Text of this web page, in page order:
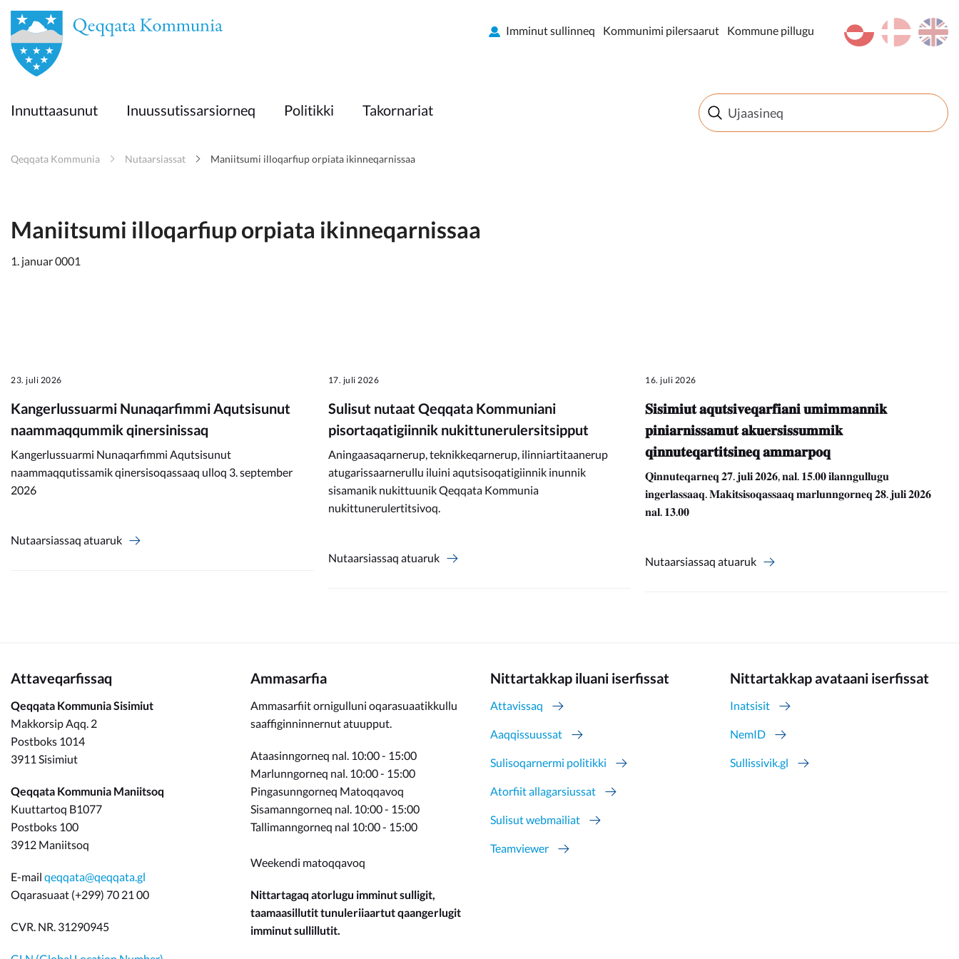
en
Innuttaasunut
Politikki
en
da
kl-GL
Imminut sullinneq Kommunimi pilersaarut Kommune pillugu
Innuttaasunut Inuussutissarsiorneq Politikki Takornariat
Qeqqata Kommunia Nutaarsiassat Maniitsumi illoqarfiup orpiata ikinneqarnissaa
Maniitsumi illoqarfiup orpiata ikinneqarnissaa
1. januar 0001
23. juli 2026
Kangerlussuarmi Nunaqarfimmi Aqutsisunut
naammaqqummik qinersinissaq
Kangerlussuarmi Nunaqarfimmi Aqutsisunut
naammaqqutissamik qinersisoqassaaq ulloq 3. september
2026
Nutaarsiassaq atuaruk
17. juli 2026
Sulisut nutaat Qeqqata Kommuniani
pisortaqatigiinnik nukittunerulersitsipput
Aningaasaqarnerup, teknikkeqarnerup, ilinniartitaanerup
atugarissaarnerullu iluini aqutsisoqatigiinnik inunnik
sisamanik nukittuunik Qeqqata Kommunia
nukittunerulertitsivoq.
Nutaarsiassaq atuaruk
16. juli 2026
𝐒𝐢𝐬𝐢𝐦𝐢𝐮𝐭 𝐚𝐪𝐮𝐭𝐬𝐢𝐯𝐞𝐪𝐚𝐫𝐟𝐢𝐚𝐧𝐢 𝐮𝐦𝐢𝐦𝐦𝐚𝐧𝐧𝐢𝐤
𝐩𝐢𝐧𝐢𝐚𝐫𝐧𝐢𝐬𝐬𝐚𝐦𝐮𝐭 𝐚𝐤𝐮𝐞𝐫𝐬𝐢𝐬𝐬𝐮𝐦𝐦𝐢𝐤
𝐪𝐢𝐧𝐧𝐮𝐭𝐞𝐪𝐚𝐫𝐭𝐢𝐭𝐬𝐢𝐧𝐞𝐪 𝐚𝐦𝐦𝐚𝐫𝐩𝐨𝐪
𝐐𝐢𝐧𝐧𝐮𝐭𝐞𝐪𝐚𝐫𝐧𝐞𝐪 𝟐𝟕. 𝐣𝐮𝐥𝐢 𝟐𝟎𝟐𝟔, 𝐧𝐚𝐥. 𝟏𝟓.𝟎𝟎 𝐢𝐥𝐚𝐧𝐧𝐠𝐮𝐥𝐥𝐮𝐠𝐮
𝐢𝐧𝐠𝐞𝐫𝐥𝐚𝐬𝐬𝐚𝐚𝐪. 𝐌𝐚𝐤𝐢𝐭𝐬𝐢𝐬𝐨𝐪𝐚𝐬𝐬𝐚𝐚𝐪 𝐦𝐚𝐫𝐥𝐮𝐧𝐧𝐠𝐨𝐫𝐧𝐞𝐪 𝟐𝟖. 𝐣𝐮𝐥𝐢 𝟐𝟎𝟐𝟔
𝐧𝐚𝐥. 𝟏𝟑.𝟎𝟎
Nutaarsiassaq atuaruk
Attaveqarfissaq
Qeqqata Kommunia Sisimiut
Makkorsip Aqq. 2
Postboks 1014
3911 Sisimiut
Qeqqata Kommunia Maniitsoq
Kuuttartoq B1077
Postboks 100
3912 Maniitsoq
E-mail qeqqata@qeqqata.gl
Oqarasuaat (+299) 70 21 00
CVR. NR. 31290945
Ammasarfia
Ammasarfiit ornigulluni oqarasuaatikkullu
saaffiginninnernut atuupput.
Ataasinngorneq nal. 10:00 - 15:00
Marlunngorneq nal. 10:00 - 15:00
Pingasunngorneq Matoqqavoq
Sisamanngorneq nal. 10:00 - 15:00
Tallimanngorneq nal 10:00 - 15:00
Weekendi matoqqavoq
Nittartagaq atorlugu imminut sulligit,
taamaasillutit tunuleriiaartut qaangerlugit
imminut sullillutit.
Nittartakkap iluani iserfissat
Attavissaq
Aaqqissuussat
Sulisoqarnermi politikki
Atorfiit allagarsiussat
Sulisut webmailiat
Teamviewer
Nittartakkap avataani iserfissat
Inatsisit
NemID
Sullissivik.gl